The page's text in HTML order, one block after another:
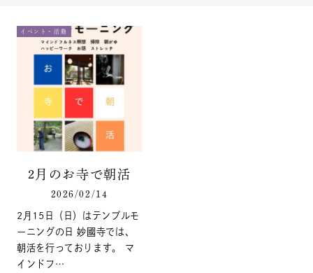
イベント・活動
2月のお寺で朝活
2026/02/14
2月15日（日）はテンプルモ
ーニングの日 妙國寺では、
朝活を行っております。 マ
インドフ…